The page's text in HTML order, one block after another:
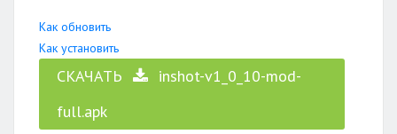
Как обновить
Как установить
СКАЧАТЬ
inshot-v1_0_10-mod-
full.apk